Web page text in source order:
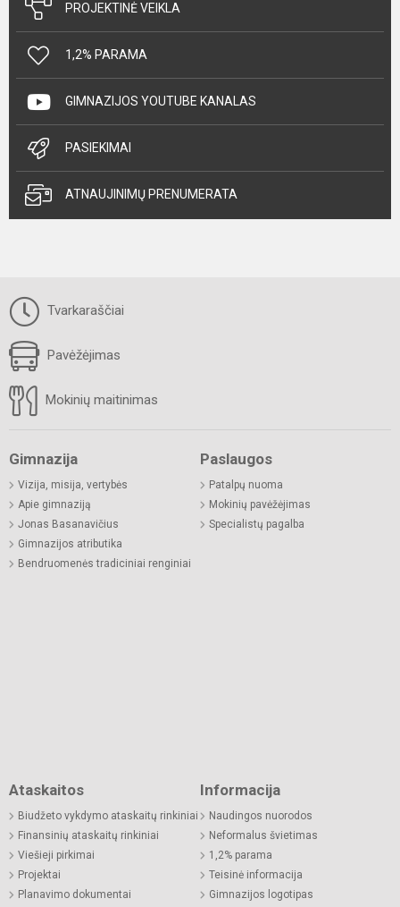
PROJEKTINĖ VEIKLA
1,2% PARAMA
GIMNAZIJOS YOUTUBE KANALAS
PASIEKIMAI
ATNAUJINIMŲ PRENUMERATA
Tvarkaraščiai
Pavėžėjimas
Mokinių maitinimas
Gimnazija
Vizija, misija, vertybės
Apie gimnaziją
Jonas Basanavičius
Gimnazijos atributika
Bendruomenės tradiciniai renginiai
Paslaugos
Patalpų nuoma
Mokinių pavėžėjimas
Specialistų pagalba
Ataskaitos
Biudžeto vykdymo ataskaitų rinkiniai
Finansinių ataskaitų rinkiniai
Viešieji pirkimai
Projektai
Planavimo dokumentai
Informacija
Naudingos nuorodos
Neformalus švietimas
1,2% parama
Teisinė informacija
Gimnazijos logotipas